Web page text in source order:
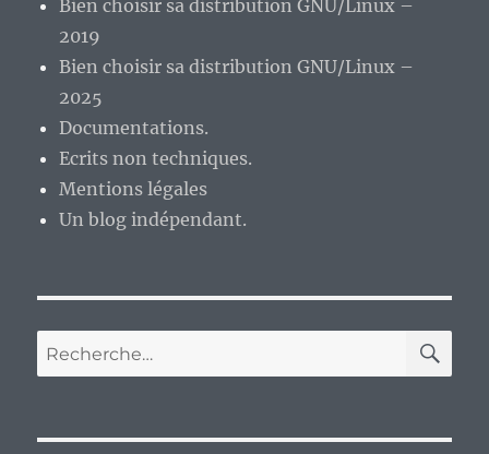
51
guerre
Bien choisir sa distribution GNU/Linux –
2019
Bien choisir sa distribution GNU/Linux –
2025
Documentations.
Ecrits non techniques.
Mentions légales
Un blog indépendant.
Recherche
pour :